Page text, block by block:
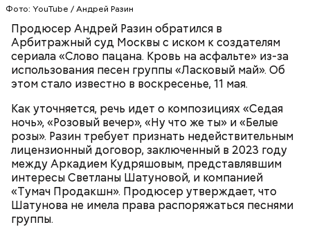
Фото: YouTube / Андрей Разин
Продюсер Андрей Разин обратился в
Арбитражный суд Москвы с иском к создателям
сериала «Слово пацана. Кровь на асфальте» из-за
использования песен группы «Ласковый май». Об
этом стало известно в воскресенье, 11 мая.
Как уточняется, речь идет о композициях «Седая
ночь», «Розовый вечер», «Ну что же ты» и «Белые
розы». Разин требует признать недействительным
лицензионный договор, заключенный в 2023 году
между Аркадием Кудряшовым, представлявшим
интересы Светланы Шатуновой, и компанией
«Тумач Продакшн». Продюсер утверждает, что
Шатунова не имела права распоряжаться песнями
группы.
Первой жертвой Миссюры была его девушка.
Именно на ней молодой человек впервые испытал
химикаты, купленные в интернет-магазине. 13
января 2024 года он подсыпал дихлорэтан в
коктейль возлюбленной, отчего у нее случился
инсульт. Девушка неделюпровела в коме, а после
выписки из больницы узнала, что Миссюра
оформил на нее несколько кредитов.